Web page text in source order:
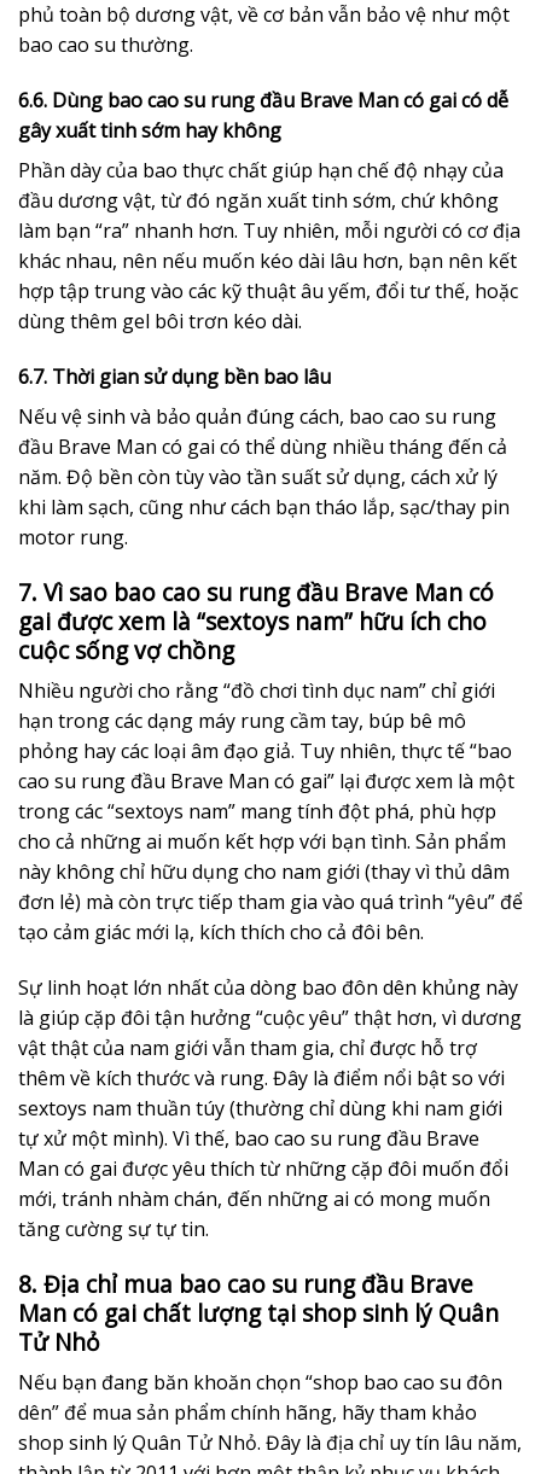
phủ toàn bộ dương vật, về cơ bản vẫn bảo vệ như một
bao cao su thường.
6.6. Dùng bao cao su rung đầu Brave Man có gai có dễ
gây xuất tinh sớm hay không
Phần dày của bao thực chất giúp hạn chế độ nhạy của
đầu dương vật, từ đó ngăn xuất tinh sớm, chứ không
làm bạn “ra” nhanh hơn. Tuy nhiên, mỗi người có cơ địa
khác nhau, nên nếu muốn kéo dài lâu hơn, bạn nên kết
hợp tập trung vào các kỹ thuật âu yếm, đổi tư thế, hoặc
dùng thêm gel bôi trơn kéo dài.
6.7. Thời gian sử dụng bền bao lâu
Nếu vệ sinh và bảo quản đúng cách, bao cao su rung
đầu Brave Man có gai có thể dùng nhiều tháng đến cả
năm. Độ bền còn tùy vào tần suất sử dụng, cách xử lý
khi làm sạch, cũng như cách bạn tháo lắp, sạc/thay pin
motor rung.
7. Vì sao bao cao su rung đầu Brave Man có
gai được xem là “sextoys nam” hữu ích cho
cuộc sống vợ chồng
Nhiều người cho rằng “đồ chơi tình dục nam” chỉ giới
hạn trong các dạng máy rung cầm tay, búp bê mô
phỏng hay các loại âm đạo giả. Tuy nhiên, thực tế “bao
cao su rung đầu Brave Man có gai” lại được xem là một
trong các “sextoys nam” mang tính đột phá, phù hợp
cho cả những ai muốn kết hợp với bạn tình. Sản phẩm
này không chỉ hữu dụng cho nam giới (thay vì thủ dâm
đơn lẻ) mà còn trực tiếp tham gia vào quá trình “yêu” để
tạo cảm giác mới lạ, kích thích cho cả đôi bên.
Sự linh hoạt lớn nhất của dòng bao đôn dên khủng này
là giúp cặp đôi tận hưởng “cuộc yêu” thật hơn, vì dương
vật thật của nam giới vẫn tham gia, chỉ được hỗ trợ
thêm về kích thước và rung. Đây là điểm nổi bật so với
sextoys nam thuần túy (thường chỉ dùng khi nam giới
tự xử một mình). Vì thế, bao cao su rung đầu Brave
Man có gai được yêu thích từ những cặp đôi muốn đổi
mới, tránh nhàm chán, đến những ai có mong muốn
tăng cường sự tự tin.
8. Địa chỉ mua bao cao su rung đầu Brave
Man có gai chất lượng tại shop sinh lý Quân
Tử Nhỏ
Nếu bạn đang băn khoăn chọn “shop bao cao su đôn
dên” để mua sản phẩm chính hãng, hãy tham khảo
shop sinh lý Quân Tử Nhỏ. Đây là địa chỉ uy tín lâu năm,